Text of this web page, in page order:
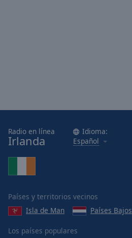
Radio en línea
Irlanda
Idioma:
Español
Países y territorios vecinos
Isla de Man
Países Bajos
Los países populares